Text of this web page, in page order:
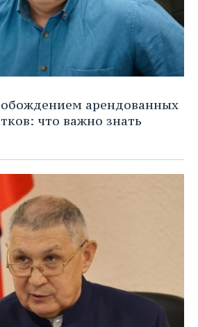
арендованных
что важно знать